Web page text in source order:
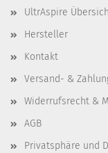
UltrAspire
Hersteller
Kontakt
Versand- &
Widerrufsrecht &
AGB
Privatsphäre und